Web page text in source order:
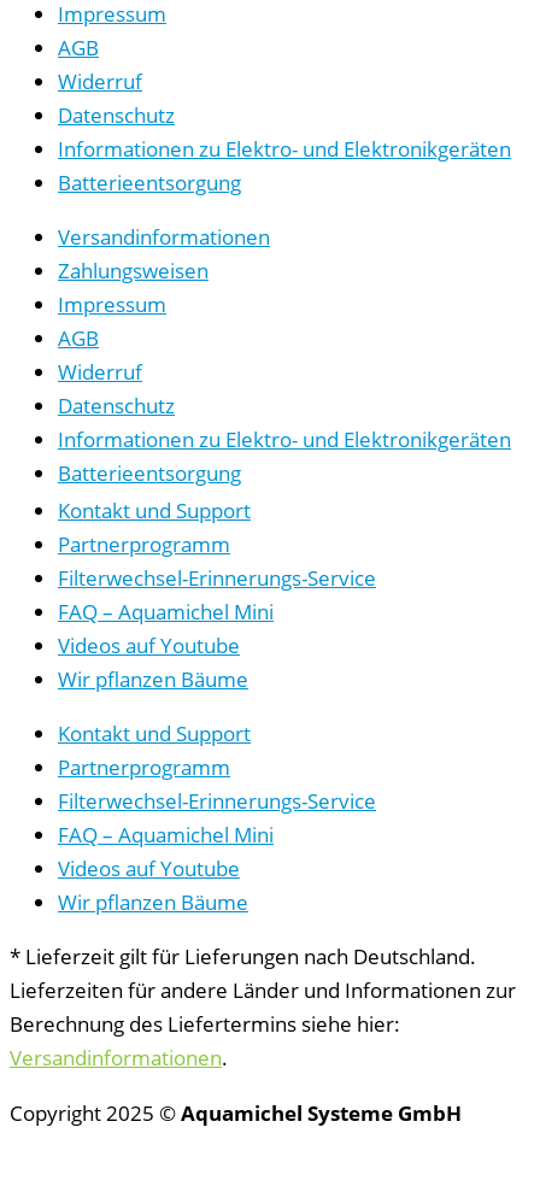
Impressum
AGB
Widerruf
Datenschutz
Informationen zu Elektro- und Elektronikgeräten
Batterieentsorgung
Versandinformationen
Zahlungsweisen
Impressum
AGB
Widerruf
Datenschutz
Informationen zu Elektro- und Elektronikgeräten
Batterieentsorgung
Kontakt und Support
Partnerprogramm
Filterwechsel-Erinnerungs-Service
FAQ – Aquamichel Mini
Videos auf Youtube
Wir pflanzen Bäume
Kontakt und Support
Partnerprogramm
Filterwechsel-Erinnerungs-Service
FAQ – Aquamichel Mini
Videos auf Youtube
Wir pflanzen Bäume
* Lieferzeit gilt für Lieferungen nach Deutschland.
Lieferzeiten für andere Länder und Informationen zur
Berechnung des Liefertermins siehe hier:
Versandinformationen.
Copyright 2025 ©Aquamichel Systeme GmbH